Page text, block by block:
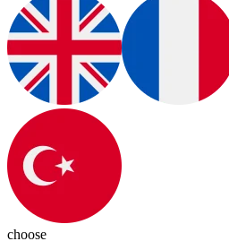
choose